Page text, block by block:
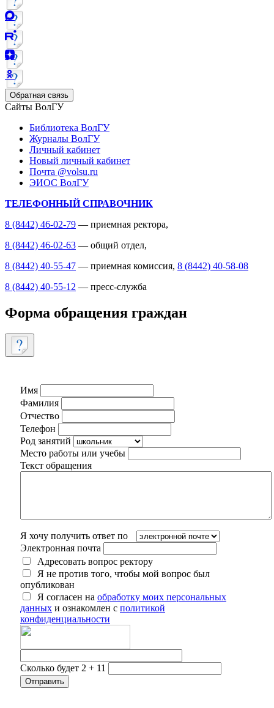
Обратная связь
Сайты ВолГУ
Библиотека ВолГУ
Журналы ВолГУ
Личный кабинет
Новый личный кабинет
Почта @volsu.ru
ЭИОС ВолГУ
ТЕЛЕФОННЫЙ СПРАВОЧНИК
8 (8442) 46-02-79 — приемная ректора,
8 (8442) 46-02-63 — общий отдел,
8 (8442) 40-55-47 — приемная комиссия, 8 (8442) 40-58-08
8 (8442) 40-55-12 — пресс-служба
Форма обращения граждан
Имя
Фамилия
Отчество
Телефон
Род занятий
Место работы или учебы
Текст обращения
Я хочу получить ответ по
Электронная почта
Адресовать вопрос ректору
Я не против того, чтобы мой вопрос был
опубликован
Я согласен на обработку моих персональных
данных и ознакомлен с политикой
конфиденциальности
Сколько будет 2 + 11